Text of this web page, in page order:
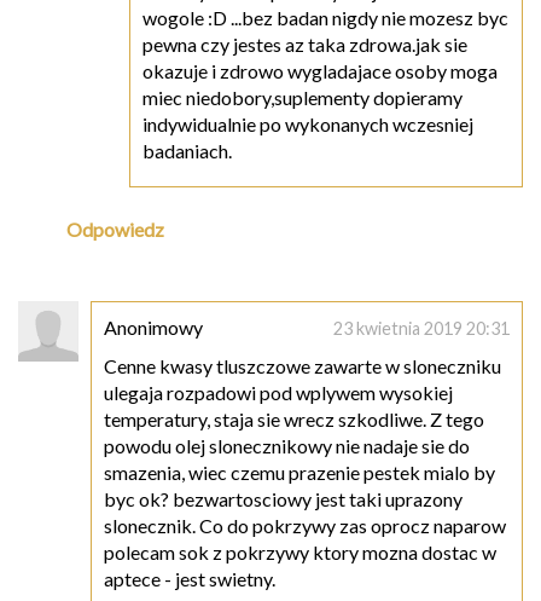
wogole :D ...bez badan nigdy nie mozesz byc
pewna czy jestes az taka zdrowa.jak sie
okazuje i zdrowo wygladajace osoby moga
miec niedobory,suplementy dopieramy
indywidualnie po wykonanych wczesniej
badaniach.
Odpowiedz
Anonimowy 23 kwietnia 2019 20:31
Cenne kwasy tluszczowe zawarte w sloneczniku
ulegaja rozpadowi pod wplywem wysokiej
temperatury, staja sie wrecz szkodliwe. Z tego
powodu olej slonecznikowy nie nadaje sie do
smazenia, wiec czemu prazenie pestek mialo by
byc ok? bezwartosciowy jest taki uprazony
slonecznik. Co do pokrzywy zas oprocz naparow
polecam sok z pokrzywy ktory mozna dostac w
aptece - jest swietny.